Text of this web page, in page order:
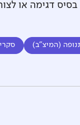
דגימה או
(המיצ"ב)